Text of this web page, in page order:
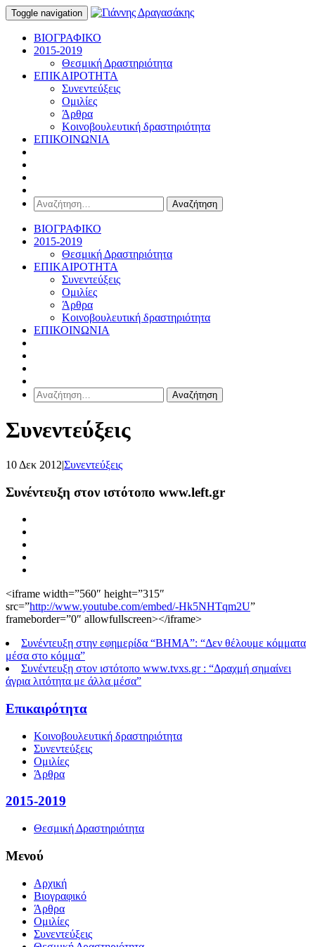
Toggle navigation
ΒΙΟΓΡΑΦΙΚΟ
2015-2019
Θεσμική Δραστηριότητα
ΕΠΙΚΑΙΡΟΤΗΤΑ
Συνεντεύξεις
Ομιλίες
Άρθρα
Κοινοβουλευτική δραστηριότητα
ΕΠΙΚΟΙΝΩΝΙΑ
Αναζήτηση
για:
ΒΙΟΓΡΑΦΙΚΟ
2015-2019
Θεσμική Δραστηριότητα
ΕΠΙΚΑΙΡΟΤΗΤΑ
Συνεντεύξεις
Ομιλίες
Άρθρα
Κοινοβουλευτική δραστηριότητα
ΕΠΙΚΟΙΝΩΝΙΑ
Αναζήτηση
για:
Συνεντεύξεις
10 Δεκ 2012|Συνεντεύξεις
Συνέντευξη στον ιστότοπο www.left.gr
<iframe width=”560″ height=”315″
src=”http://www.youtube.com/embed/-Hk5NHTqm2U”
frameborder=”0″ allowfullscreen></iframe>
Συνέντευξη στην εφημερίδα “ΒΗΜΑ”: “Δεν θέλουμε κόμματα
μέσα στο κόμμα”
Συνέντευξη στον ιστότοπο www.tvxs.gr : “Δραχμή σημαίνει
άγρια λιτότητα με άλλα μέσα”
Επικαιρότητα
Κοινοβουλευτική δραστηριότητα
Συνεντεύξεις
Ομιλίες
Άρθρα
2015-2019
Θεσμική Δραστηριότητα
Μενού
Αρχική
Βιογραφικό
Άρθρα
Ομιλίες
Συνεντεύξεις